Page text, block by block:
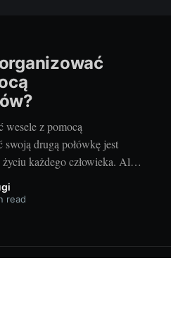
wesele z pomocą
drugą połówkę jest
każdego człowieka. Ale
wielkim wyzwaniem –
dzień? Czy warto
read